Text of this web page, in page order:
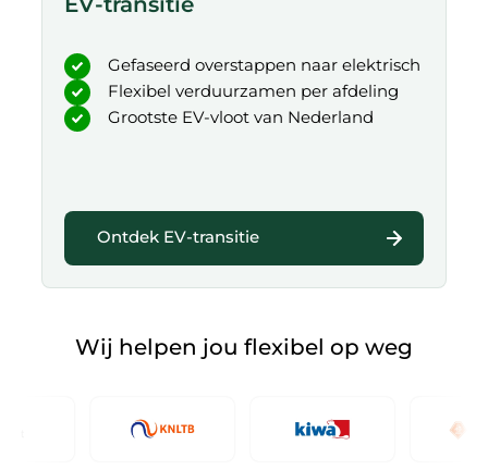
Gefaseerd overstappen naar elektrisch
Flexibel verduurzamen per afdeling
Grootste EV-vloot van Nederland
Ontdek EV-transitie
Wij helpen jou flexibel op weg